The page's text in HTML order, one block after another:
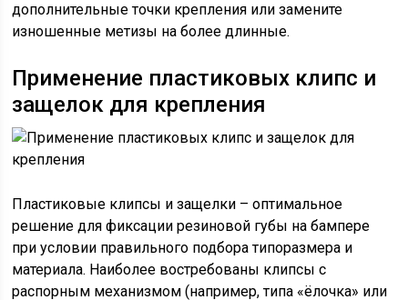
дополнительные точки крепления или замените
изношенные метизы на более длинные.
Применение пластиковых клипс и
защелок для крепления
Пластиковые клипсы и защелки – оптимальное
решение для фиксации резиновой губы на бампере
при условии правильного подбора типоразмера и
материала. Наиболее востребованы клипсы с
распорным механизмом (например, типа «ёлочка» или